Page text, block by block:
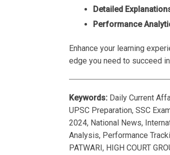
Detailed
Performance
Enhance your learning
edge you need to succeed
Keywords: Daily Current
UPSC Preparation, SSC
2024, National News,
Analysis, Performance
PATWARI, HIGH COURT